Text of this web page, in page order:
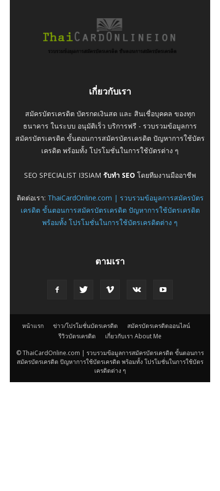
เกี่ยวกับเรา
สมัครบัตรเครดิต บัตรกดเงินสด และ สินเชื่อบุคคล ของทุก
ธนาคาร ในระบบ อนุมัติเร็ว บริการฟรี - รวบรวมข้อมูลการ
สมัครบัตรเครดิต ขั้นตอนการสมัครบัตรเครดิต ปัญหาการใช้บัตร
เครดิต พร้อมทั้ง โปรโมชั่นในการใช้บัตรต่าง ๆ
SEO SPECIALIST I3SIAM รับทำ SEO โดยทีมงานมืออาชีพ
ติดต่อเรา: ThaiCardOnline.com | รวบรวมข้อมูลการสมัครบัตร
เครดิต ขั้นตอนการสมัครบัตรเครดิต ปัญหาการใช้บัตรเครดิต
พร้อมทั้ง โปรโมชั่นในการใช้บัตรเครดิตต่าง ๆ
ตามเรา
หน้าแรก ข่าว/โปรโมชั่นบัตรเครดิต
สมัครบัตรเครดิตออนไลน์
รีวิวบัตรเครดิต
เกี่ยวกับเรา About Me
© ThaiCardOnline.com | รวบรวมข้อมูลการสมัครบัตรเครดิต ขั้นตอนการ
สมัครบัตรเครดิต ปัญหาการใช้บัตรเครดิต พร้อมทั้ง โปรโมชั่นในการใช้บัตร
เครดิตต่าง ๆ